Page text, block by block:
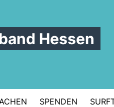
Hessen
SPENDEN